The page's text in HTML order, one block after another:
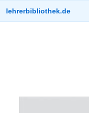
lehrerbibliothek.de